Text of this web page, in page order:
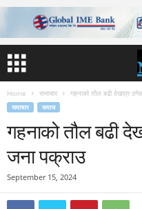
Home समाचार गहनाको तौल बढी देखाएर
समाचार समाज
गहनाको तौल बढी
जना पक्राउ
September 15, 2024